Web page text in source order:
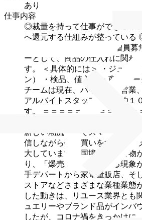
あり
仕事内容
◎裁量を持って仕事ができる環境
へ還元する仕組みが整っている
業績好調により、増員募
ーとして、商品の仕入れに関わ
す。
＜具体的には＞
・ジュエ
ン）
・検品、値入れ ・商品デ
チームは現在、バイヤー、営業
アルバイトスタッフ含めて約１
す。
＝＝＝＝＝＝＝＝＝＝＝＝
コロナ禍でインバウン
新しい潮流としてスマートフォ
信しながら売り買いをする、「
大しています。国境を越えて物
り、「爆売れ」とも言える現象
手デパートから家電量販店、そ
ストアなどさまざまな業種業態
した動きは、リユース業界とも
ュエリーやブランド品がインバ
したが、コロナ禍をきっかけに